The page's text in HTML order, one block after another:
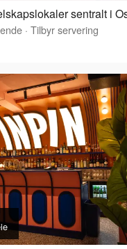
· Tilbyr servering